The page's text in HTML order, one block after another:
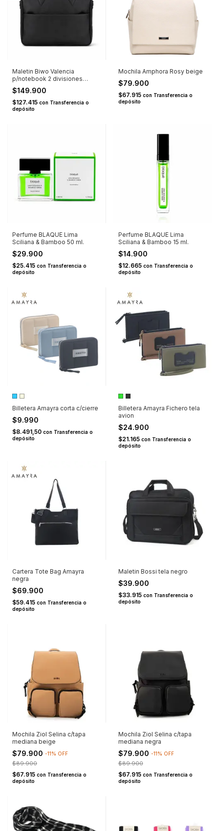
Maletin Biwo Valencia
p/notebook 2 divisiones
negro
$149.900
$127.415 con Transferencia o
depósito
Mochila Amphora Rosy beige
$79.900
$67.915 con Transferencia o
depósito
Perfume BLAQUE Lima
Sciliana & Bamboo 50 ml.
$29.900
$25.415 con Transferencia o
depósito
Perfume BLAQUE Lima
Sciliana & Bamboo 15 ml.
$14.900
$12.665 con Transferencia o
depósito
Billetera Amayra corta c/cierre
$9.990
$8.491,50 con Transferencia o
depósito
Billetera Amayra Fichero tela
avion
$24.900
$21.165 con Transferencia o
depósito
Cartera Tote Bag Amayra
negra
$69.900
$59.415 con Transferencia o
depósito
Maletin Bossi tela negro
$39.900
$33.915 con Transferencia o
depósito
Mochila Ziol Selina c/tapa
mediana beige
$79.900 -11 % OFF
$89.900
$67.915 con Transferencia o
depósito
Mochila Ziol Selina c/tapa
mediana negra
$79.900 -11 % OFF
$89.900
$67.915 con Transferencia o
depósito